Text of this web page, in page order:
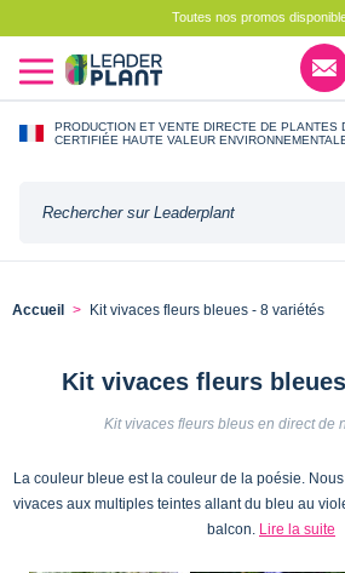
Toutes nos promos
PRODUCTION ET VENTE DIRECTE DE PLANTES
CERTIFIÉE HAUTE VALEUR
Accueil Kit vivaces fleurs bleues - 8 variétés
Kit vivaces fleurs
Kit vivaces fleurs bleus en direct de
La couleur bleue est la couleur de la poésie.
vivaces aux multiples teintes allant du bleu au
balcon. Lire la suite